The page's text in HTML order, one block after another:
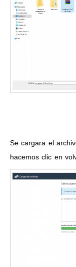
Se cargara el
hacemos clic en